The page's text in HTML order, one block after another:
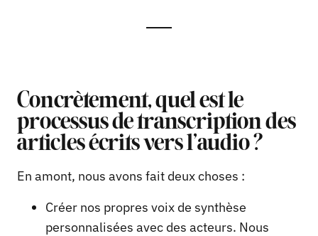
Concrètement, quel est le
processus de transcription des
articles écrits vers l’audio ?
En amont, nous avons fait deux choses :
Créer nos propres voix de synthèse
personnalisées avec des acteurs. Nous